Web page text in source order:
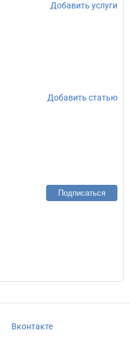
Добавить услуги
Добавить статью
Подписаться
Вконтакте